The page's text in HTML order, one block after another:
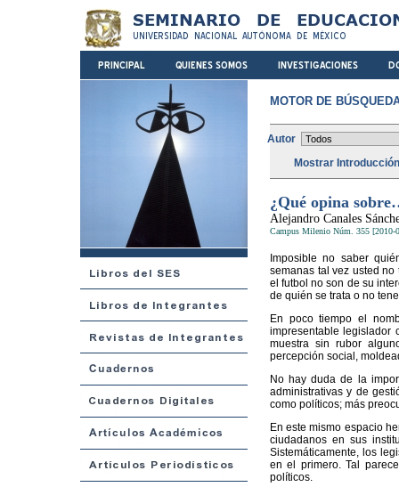
MOTOR DE
Autor
Mostrar
¿Qué opina
Alejandro Canales
Campus Milenio Núm. 355 [2010-
Imposible no saber
semanas tal vez usted
el futbol no son de su
de quién se trata o no
En poco tiempo el
impresentable legislador
muestra sin rubor
percepción social,
No hay duda de la
administrativas y de
como políticos; más
En este mismo espacio
ciudadanos en sus
Sistemáticamente, los
en el primero. Tal
políticos.